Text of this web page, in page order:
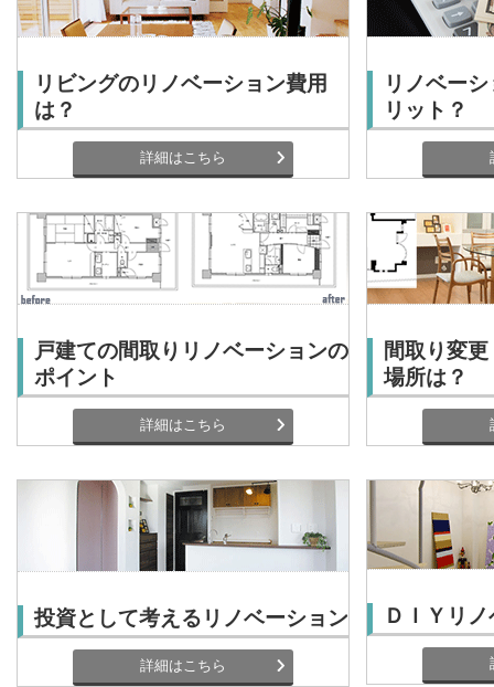
リビングのリノベーション費用
は？
詳細はこちら
リノベー
リット？
戸建ての間取りリノベーションの
ポイント
詳細はこちら
間取り変
場所は？
投資として考えるリノベーション
詳細はこちら
ＤＩＹリ